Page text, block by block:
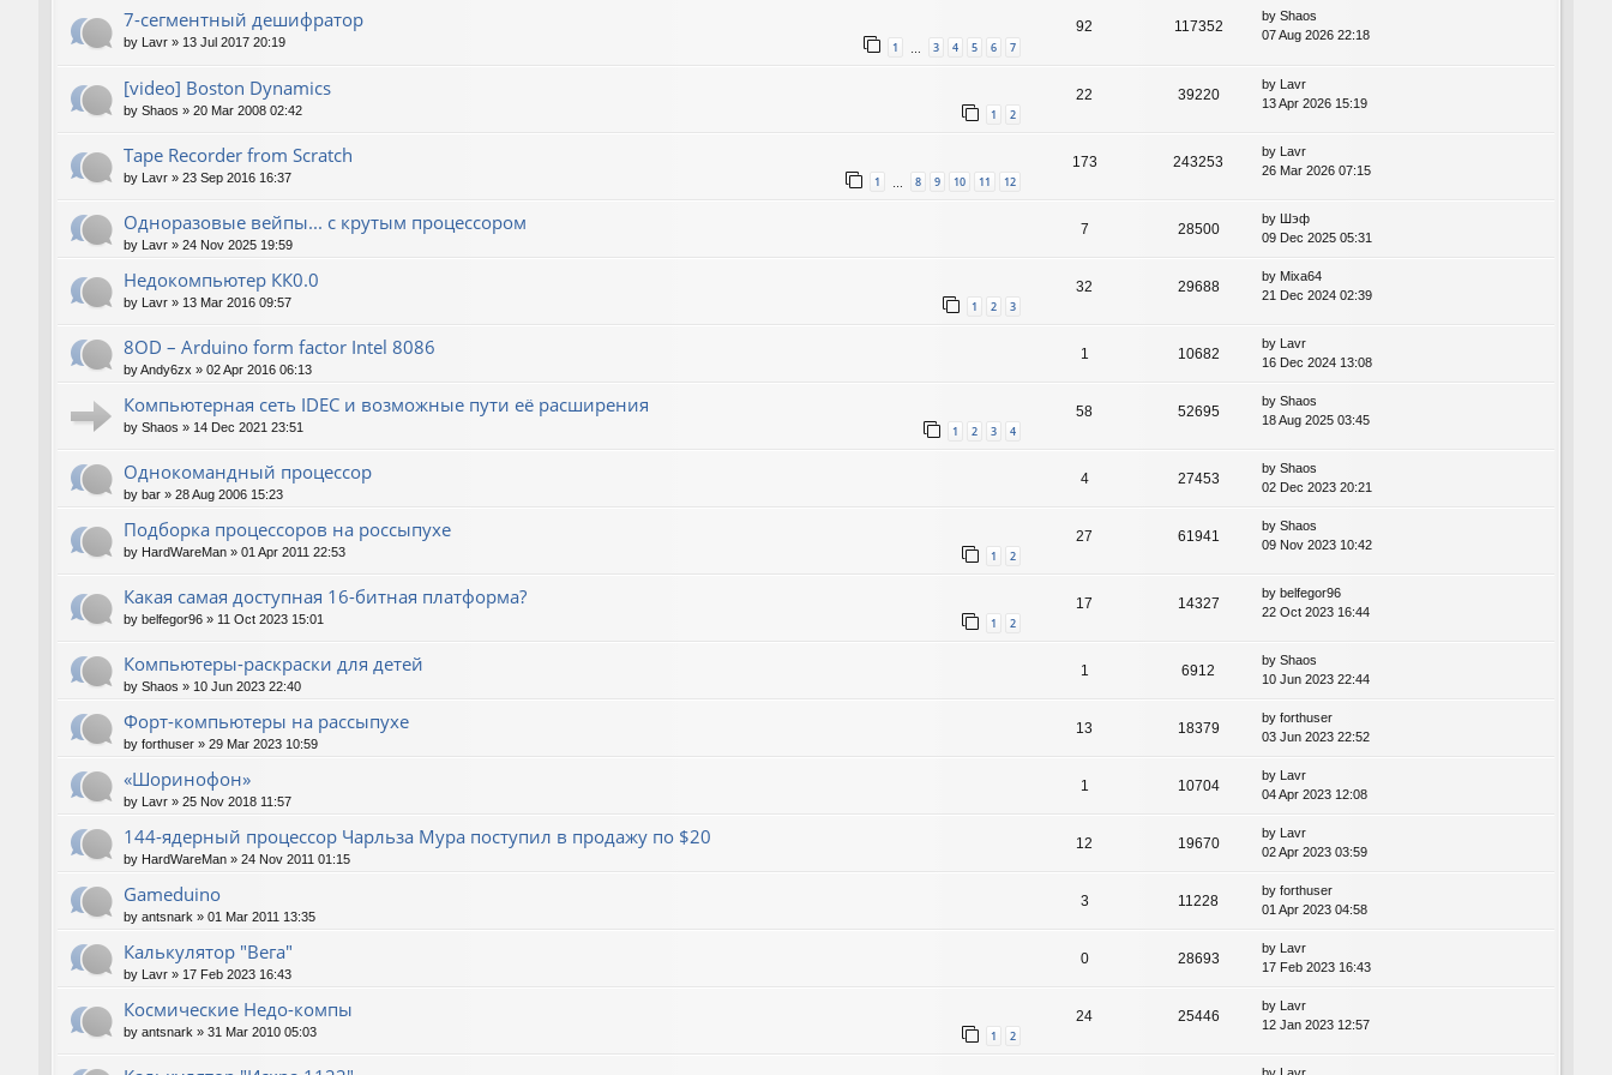
7-сегментный дешифратор
by Lavr » 13 Jul 2017 20:19 1 3 4 5 6 7
92 117352
by Shaos
07 Aug 2026 22:18
[video] Boston Dynamics
by Shaos » 20 Mar 2008 02:42 1 2
22 39220
by Lavr
13 Apr 2026 15:19
Tape Recorder from Scratch
by Lavr » 23 Sep 2016 16:37 1 8 9 10 11 12
173 243253
by Lavr
26 Mar 2026 07:15
Одноразовые вейпы... с крутым процессором
by Lavr » 24 Nov 2025 19:59
7 28500
by Шэф
09 Dec 2025 05:31
Недокомпьютер КК0.0
by Lavr » 13 Mar 2016 09:57 1 2 3
32 29688
by Mixa64
21 Dec 2024 02:39
8OD – Arduino form factor Intel 8086
byAndy6zx » 02 Apr 2016 06:13
1 10682
by Lavr
16 Dec 2024 13:08
Компьютерная сеть IDEC и возможные пути её расширения
by Shaos » 14 Dec 2021 23:51 1 2 3 4
58 52695
by Shaos
18 Aug 2025 03:45
Однокомандный процессор
by bar » 28 Aug 2006 15:23
4 27453
by Shaos
02 Dec 2023 20:21
Подборка процессоров на россыпухе
by HardWareMan » 01 Apr 2011 22:53 1 2
27 61941
by Shaos
09 Nov 2023 10:42
Какая самая доступная 16-битная платформа?
by belfegor96 » 11 Oct 2023 15:01 1 2
17 14327
by belfegor96
22 Oct 2023 16:44
Компьютеры-раскраски для детей
by Shaos » 10 Jun 2023 22:40
1 6912
by Shaos
10 Jun 2023 22:44
Форт-компьютеры на рассыпухе
by forthuser » 29 Mar 2023 10:59
13 18379
by forthuser
03 Jun 2023 22:52
«Шоринофон»
by Lavr » 25 Nov 2018 11:57
1 10704
by Lavr
04 Apr 2023 12:08
144-ядерный процессор Чарльза Мура поступил в продажу по $20
by HardWareMan » 24 Nov 2011 01:15
12 19670
by Lavr
02 Apr 2023 03:59
Gameduino
by antsnark » 01 Mar 2011 13:35
3 11228
by forthuser
01 Apr 2023 04:58
Калькулятор "Вега"
by Lavr » 17 Feb 2023 16:43
0 28693
by Lavr
17 Feb 2023 16:43
Космические Недо-компы
by antsnark » 31 Mar 2010 05:03 1 2
24 25446
by Lavr
12 Jan 2023 12:57